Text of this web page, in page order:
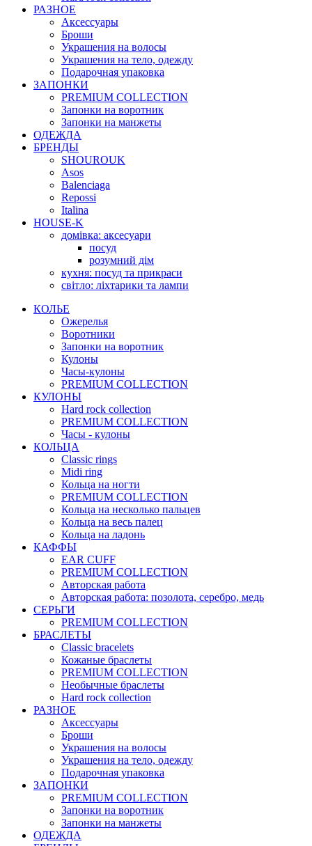
РАЗНОЕ
Аксессуары
Броши
Украшения на волосы
Украшения на тело, одежду
Подарочная упаковка
ЗАПОНКИ
PREMIUM COLLECTION
Запонки на воротник
Запонки на манжеты
ОДЕЖДА
БРЕНДЫ
SHOUROUK
Asos
Balenciaga
Repossi
Italina
HOUSE-K
домівка: аксесуари
посуд
розумний дім
кухня: посуд та прикраси
світло: ліхтарики та лампи
КОЛЬЕ
Ожерелья
Воротники
Запонки на воротник
Кулоны
Часы-кулоны
PREMIUM COLLECTION
КУЛОНЫ
Hard rock collection
PREMIUM COLLECTION
Часы - кулоны
КОЛЬЦА
Classic rings
Midi ring
Кольца на ногти
PREMIUM COLLECTION
Кольца на несколько пальцев
Кольца на весь палец
Кольца на ладонь
КАФФЫ
EAR CUFF
PREMIUM COLLECTION
Авторская работа
Авторская работа: позолота, серебро, медь
СЕРЬГИ
PREMIUM COLLECTION
БРАСЛЕТЫ
Classic bracelets
Кожаные браслеты
PREMIUM COLLECTION
Необычные браслеты
Hard rock collection
РАЗНОЕ
Аксессуары
Броши
Украшения на волосы
Украшения на тело, одежду
Подарочная упаковка
ЗАПОНКИ
PREMIUM COLLECTION
Запонки на воротник
Запонки на манжеты
ОДЕЖДА